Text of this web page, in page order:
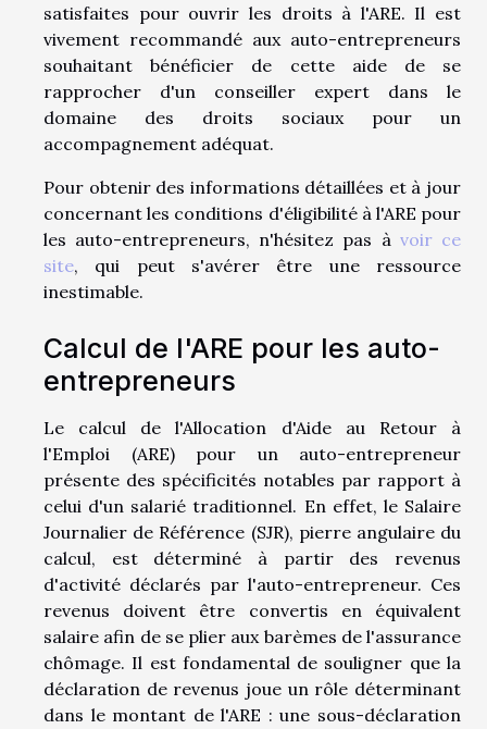
satisfaites pour ouvrir les droits à l'ARE. Il est
vivement recommandé aux auto-entrepreneurs
souhaitant bénéficier de cette aide de se
rapprocher d'un conseiller expert dans le
domaine des droits sociaux pour un
accompagnement adéquat.
Pour obtenir des informations détaillées et à jour
concernant les conditions d'éligibilité à l'ARE pour
les auto-entrepreneurs, n'hésitez pas à voir ce
site, qui peut s'avérer être une ressource
inestimable.
Calcul de l'ARE pour les auto-
entrepreneurs
Le calcul de l'Allocation d'Aide au Retour à
l'Emploi (ARE) pour un auto-entrepreneur
présente des spécificités notables par rapport à
celui d'un salarié traditionnel. En effet, le Salaire
Journalier de Référence (SJR), pierre angulaire du
calcul, est déterminé à partir des revenus
d'activité déclarés par l'auto-entrepreneur. Ces
revenus doivent être convertis en équivalent
salaire afin de se plier aux barèmes de l'assurance
chômage. Il est fondamental de souligner que la
déclaration de revenus joue un rôle déterminant
dans le montant de l'ARE : une sous-déclaration